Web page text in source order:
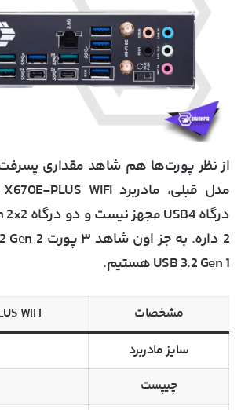
از نظر پورت‌ها هم شاهد مقداری
USB 3.2 Gen 1 هستیم.
مشخصات
WIFI
سایز مادربرد
چیپست